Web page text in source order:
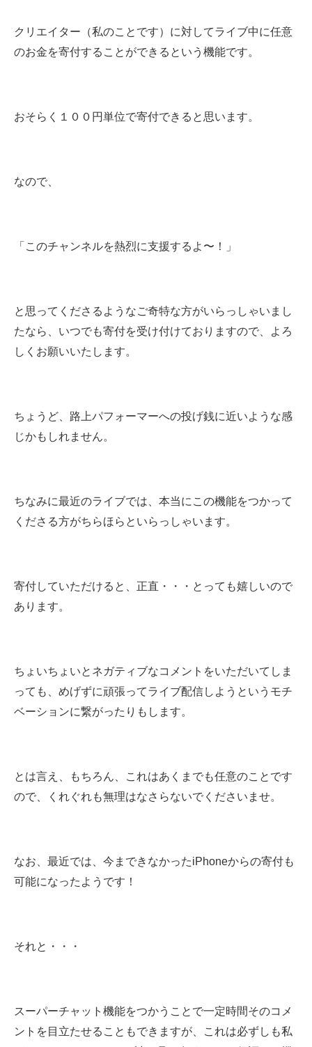
クリエイター（私のことです）に対してライブ中に任意
のお金を寄付することができるという機能です。
おそらく１００円単位で寄付できると思います。
なので、
「このチャンネルを熱烈に支援するよ〜！」
と思ってくださるようなご奇特な方がいらっしゃいまし
たなら、いつでも寄付を受け付けておりますので、よろ
しくお願いいたします。
ちょうど、路上パフォーマーへの投げ銭に近いような感
じかもしれません。
ちなみに最近のライブでは、本当にこの機能をつかって
くださる方がちらほらといらっしゃいます。
寄付していただけると、正直・・・とっても嬉しいので
あります。
ちょいちょいとネガティブなコメントをいただいてしま
っても、めげずに頑張ってライブ配信しようというモチ
ベーションに繋がったりもします。
とは言え、もちろん、これはあくまでも任意のことです
ので、くれぐれも無理はなさらないでくださいませ。
なお、最近では、今まできなかったiPhoneからの寄付も
可能になったようです！
それと・・・
スーパーチャット機能をつかうことで一定時間そのコメ
ントを目立たせることもできますが、これは必ずしも私